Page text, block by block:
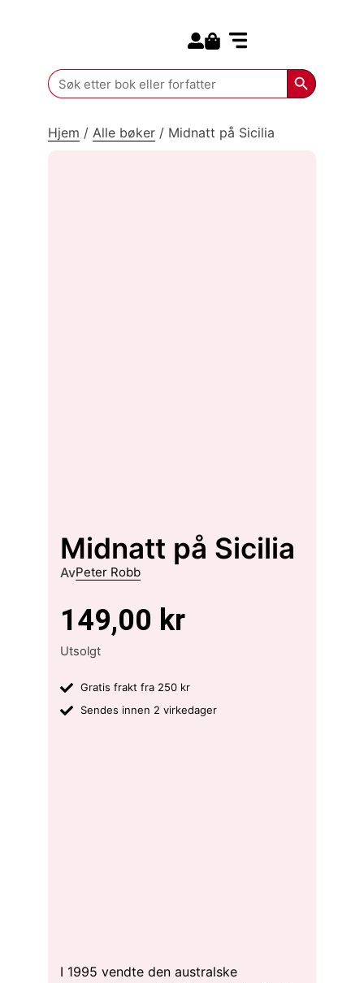
Search
for:
Search
Hjem / Alle bøker / Midnatt på Sicilia
Midnatt på Sicilia
AvPeter Robb
149,00 kr
Utsolgt
Gratis frakt fra 250 kr
Sendes innen 2 virkedager
I 1995 vendte den australske